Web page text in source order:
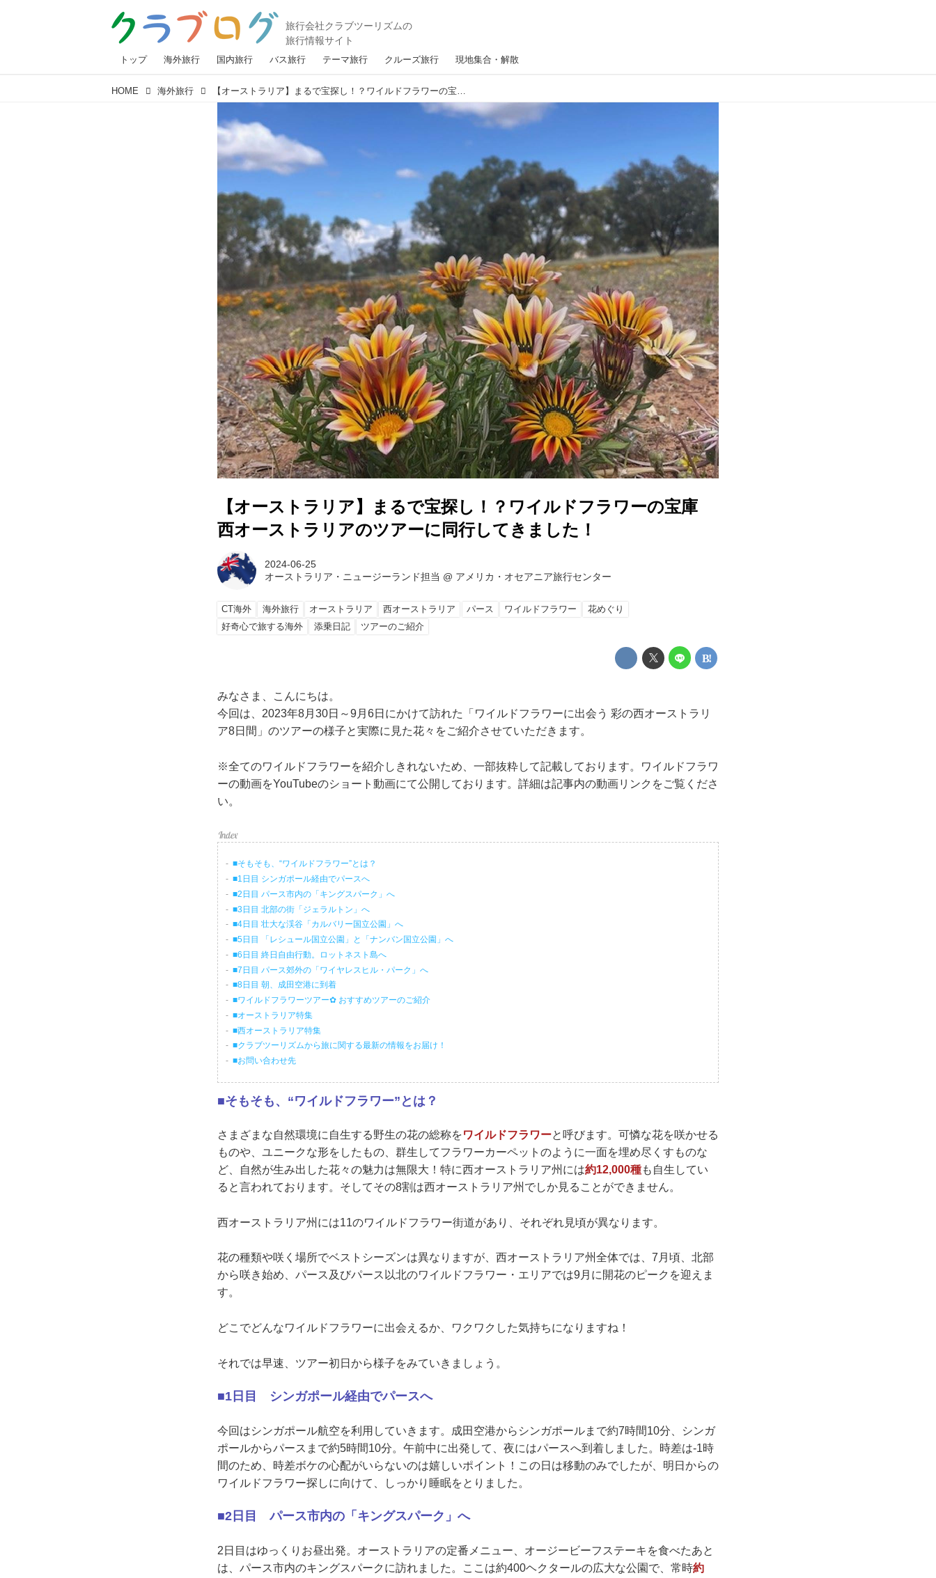
トップ 海外旅行 国内旅行 バス旅行 テーマ旅行 クルーズ旅行 現地集合・解散
HOME 海外旅行 【オーストラリア】まるで宝探し！？ワイルドフラワーの宝庫 西オーストラリアのツアーに同行してきました！
【オーストラリア】まるで宝探し！？ワイルドフラワーの宝庫
西オーストラリアのツアーに同行してきました！
2024-06-25
オーストラリア・ニュージーランド担当 @ アメリカ・オセアニア旅行センター
CT海外 海外旅行 オーストラリア 西オーストラリア パース ワイルドフラワー
花めぐり
好奇心で旅する海外
添乗日記 ツアーのご紹介
みなさま、こんにちは。
今回は、2023年8月30日～9月6日にかけて訪れた「ワイルドフラワーに出会う 彩の西オーストラリ
ア8日間」のツアーの様子と実際に見た花々をご紹介させていただきます。
※全てのワイルドフラワーを紹介しきれないため、一部抜粋して記載しております。ワイルドフラワ
ーの動画をYouTubeのショート動画にて公開しております。詳細は記事内の動画リンクをご覧くださ
い。
■そもそも、“ワイルドフラワー”とは？
■1日目 シンガポール経由でパースへ
■2日目 パース市内の「キングスパーク」へ
■3日目 北部の街「ジェラルトン」へ
■4日目 壮大な渓谷「カルバリー国立公園」へ
■5日目 「レシュール国立公園」と「ナンバン国立公園」へ
■6日目 終日自由行動。ロットネスト島へ
■7日目 パース郊外の「ワイヤレスヒル・パーク」へ
■8日目 朝、成田空港に到着
■ワイルドフラワーツアー✿ おすすめツアーのご紹介
■オーストラリア特集
■西オーストラリア特集
■クラブツーリズムから旅に関する最新の情報をお届け！
■お問い合わせ先
■そもそも、“ワイルドフラワー”とは？
さまざまな自然環境に自生する野生の花の総称をワイルドフラワーと呼びます。可憐な花を咲かせる
ものや、ユニークな形をしたもの、群生してフラワーカーペットのように一面を埋め尽くすものな
ど、自然が生み出した花々の魅力は無限大！特に西オーストラリア州には約12,000種も自生してい
ると言われております。そしてその8割は西オーストラリア州でしか見ることができません。
西オーストラリア州には11のワイルドフラワー街道があり、それぞれ見頃が異なります。
花の種類や咲く場所でベストシーズンは異なりますが、西オーストラリア州全体では、7月頃、北部
から咲き始め、パース及びパース以北のワイルドフラワー・エリアでは9月に開花のピークを迎えま
す。
どこでどんなワイルドフラワーに出会えるか、ワクワクした気持ちになりますね！
それでは早速、ツアー初日から様子をみていきましょう。
■1日目 シンガポール経由でパースへ
今回はシンガポール航空を利用していきます。成田空港からシンガポールまで約7時間10分、シンガ
ポールからパースまで約5時間10分。午前中に出発して、夜にはパースへ到着しました。時差は-1時
間のため、時差ボケの心配がいらないのは嬉しいポイント！この日は移動のみでしたが、明日からの
ワイルドフラワー探しに向けて、しっかり睡眠をとりました。
■2日目 パース市内の「キングスパーク」へ
2日目はゆっくりお昼出発。オーストラリアの定番メニュー、オージービーフステーキを食べたあと
は、パース市内のキングスパークに訪れました。ここは約400ヘクタールの広大な公園で、常時約